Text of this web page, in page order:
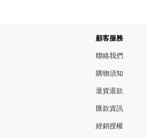
顧客服務
聯絡我們
購物須知
退貨退款
匯款資訊
經銷授權